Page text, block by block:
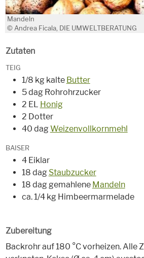
Mandeln
© Andrea Ficala, DIE UMWELTBERATUNG
Zutaten
TEIG
1/8 kg kalte Butter
5 dag Rohrohrzucker
2 EL Honig
2 Dotter
40 dagWeizenvollkornmehl
BAISER
4 Eiklar
18 dag Staubzucker
18 dag gemahlene Mandeln
ca. 1/4 kg Himbeermarmelade
Zubereitung
Backrohr auf 180 °C vorheizen. Alle